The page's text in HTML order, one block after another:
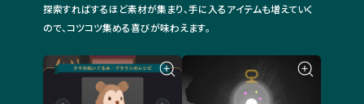
探索すればするほど素材が集まり、手に入るアイテムも増えていく
ので、コツコツ集める喜びが味わえます。